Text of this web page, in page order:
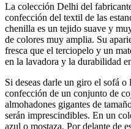
La colección Delhi del
confección del textil de las
chenilla es un tejido suave y
de colores muy amplia. Su
fresca que el terciopelo y un
en la lavadora y la durabilidad
Si deseas darle un giro el sofá o
confección de un conjunto de
almohadones gigantes de
serán imprescindibles. En un
azul o mostaza. Por delante de